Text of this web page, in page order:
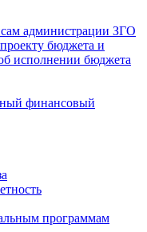
администрации ЗГО
бюджета и
исполнении бюджета
финансовый
программам